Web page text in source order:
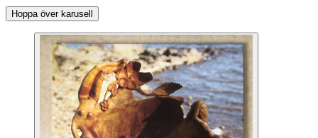
Hoppa över karusell